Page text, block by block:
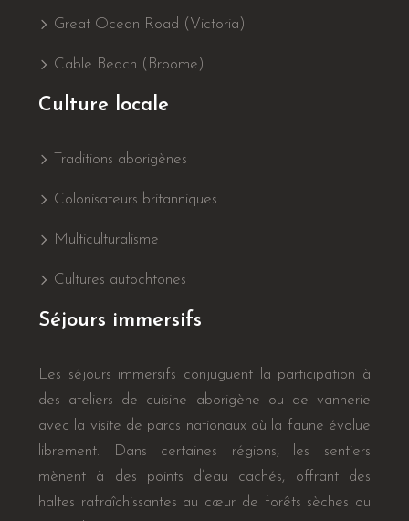
Great Ocean Road (Victoria)
Cable Beach (Broome)
Culture locale
Traditions aborigènes
Colonisateurs britanniques
Multiculturalisme
Cultures autochtones
Séjours immersifs
Les séjours immersifs conjuguent la participation à
des ateliers de cuisine aborigène ou de vannerie
avec la visite de parcs nationaux où la faune évolue
librement. Dans certaines régions, les sentiers
mènent à des points d’eau cachés, offrant des
haltes rafraîchissantes au cœur de forêts sèches ou